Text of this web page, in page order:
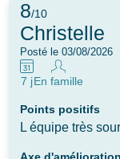
8/10
Christelle
Posté le 03/08/2026
7 jEn famille
Points positifs
L équipe très